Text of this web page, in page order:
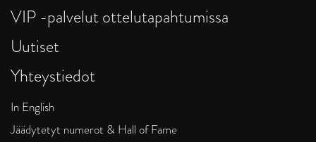
VIP -palvelut ottelutapahtumissa
Uutiset
Yhteystiedot
In English
Jäädytetyt numerot & Hall of Fame